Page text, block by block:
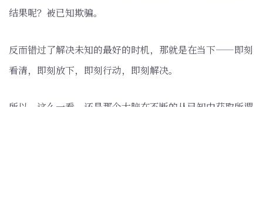
结果呢？被已知欺骗。
反而错过了解决未知的最好的时机，那就是在当下——即刻
看清，即刻放下，即刻行动，即刻解决。
所以，这么一看，还是那个大脑在不断的从已知中获取所谓